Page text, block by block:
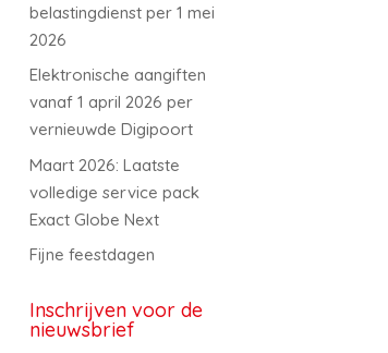
belastingdienst per 1 mei
2026
Elektronische aangiften
vanaf 1 april 2026 per
vernieuwde Digipoort
Maart 2026: Laatste
volledige service pack
Exact Globe Next
Fijne feestdagen
Inschrijven voor de
nieuwsbrief